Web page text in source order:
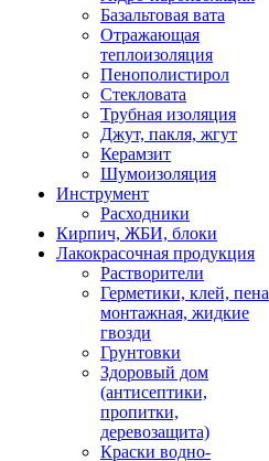
Базальтовая вата
Отражающая
теплоизоляция
Пенополистирол
Стекловата
Трубная изоляция
Джут, пакля, жгут
Керамзит
Шумоизоляция
Инструмент
Расходники
Кирпич, ЖБИ, блоки
Лакокрасочная продукция
Растворители
Герметики, клей, пена
монтажная, жидкие
гвозди
Грунтовки
Здоровый дом
(антисептики,
пропитки,
деревозащита)
Краски водно-